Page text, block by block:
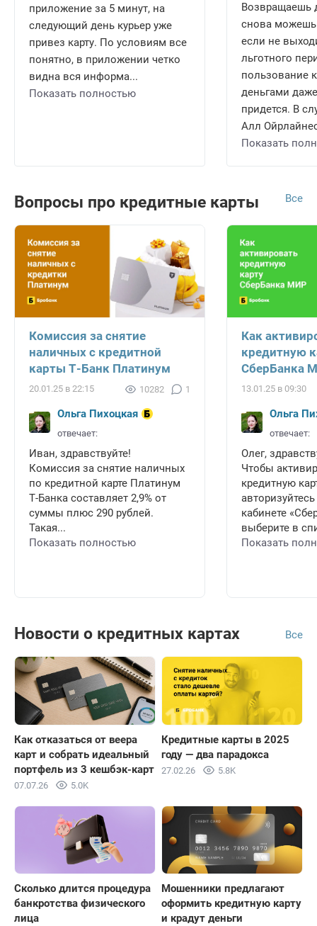
приложение за 5 минут, на
следующий день курьер уже
привез карту. По условиям все
понятно, в приложении четко
видна вся информа...
Показать полностью
Возвращаешь
снова можешь
если не
льготного
пользование
деньгами
придется. В
Алл
Показать
Вопросы про кредитные карты Все
Комиссия за снятие
наличных с кредитной
карты Т-Банк Платинум
20.01.25 в 22:15 10282 1
Ольга Пихоцкая
отвечает:
Иван, здравствуйте!
Комиссия за снятие наличных
по кредитной карте Платинум
Т-Банка составляет 2,9% от
суммы плюс 290 рублей.
Такая...
Показать полностью
Как
кредитную
СберБанка
13.01.25 в 09:30
Ольга
отвечает:
Олег,
Чтобы
кредитную
кабинете
выберите в
Показать
Новости о кредитных картах Все
Как отказаться от веера
карт и собрать идеальный
портфель из 3 кешбэк-карт
07.07.26 5.0K
Кредитные карты в 2025
году — два парадокса
27.02.26 5.8K
Сколько длится процедура
банкротства физического
лица
Мошенники предлагают
оформить кредитную карту
и крадут деньги